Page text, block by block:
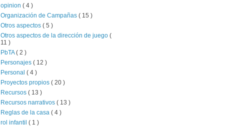
opinion ( 4 )
Organización de Campañas ( 15 )
Otros aspectos ( 5 )
Otros aspectos de la dirección de juego (
11 )
PbTA( 2 )
Personajes ( 12 )
Personal ( 4 )
Proyectos propios ( 20 )
Recursos ( 13 )
Recursos narrativos ( 13 )
Reglas de la casa ( 4 )
rol infantil ( 1 )